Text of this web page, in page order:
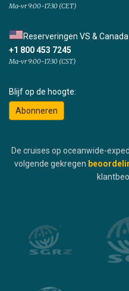
Ma-vr 9:00-17:30 (CET)
Reserveringen VS & Canada
+1 800 453 7245
Ma-vr 9:00-17:30 (CST)
Blijf op de hoogte:
Abonneren
De cruises op oceanwide-
volgende gekregen